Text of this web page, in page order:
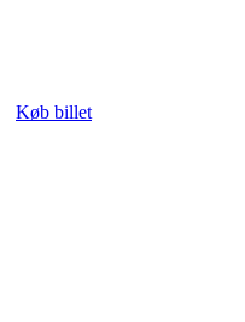
Køb billet